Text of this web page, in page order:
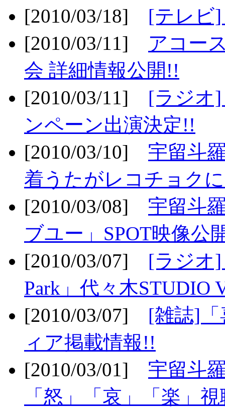
[2010/03/18] [テレビ
[2010/03/11] アコー
会 詳細情報公開!!
[2010/03/11] [ラジオ
ンペーン出演決定!!
[2010/03/10] 宇留斗
着うたがレコチョク
[2010/03/08] 宇留斗
ブユー」SPOT映像公
[2010/03/07] [ラジオ]
Park」代々木STUDIO
[2010/03/07] [雑誌]「
ィア掲載情報!!
[2010/03/01] 宇留斗
「怒」「哀」「楽」